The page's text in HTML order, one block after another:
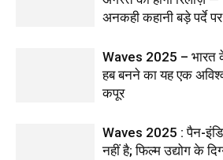
अनकही कहानी बड़े पर्दे पर
Waves 2025 – भारत
हब बनने का यह एक
कपूर
Waves 2025 : पैन-
नहीं है; फिल्म उद्योग के